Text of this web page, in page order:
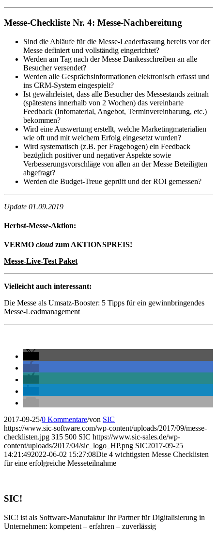
Messe-Checkliste Nr. 4: Messe-Nachbereitung
Sind die Abläufe für die Messe-Leaderfassung bereits vor der
Messe definiert und vollständig eingerichtet?
Werden am Tag nach der Messe Dankesschreiben an alle
Besucher versendet?
Werden alle Gesprächsinformationen elektronisch erfasst und
ins CRM-System eingespielt?
Ist gewährleistet, dass alle Besucher des Messestands zeitnah
(spätestens innerhalb von 2 Wochen) das vereinbarte
Feedback (Infomaterial, Angebot, Terminvereinbarung, etc.)
bekommen?
Wird eine Auswertung erstellt, welche Marketingmaterialien
wie oft und mit welchem Erfolg eingesetzt wurden?
Wird systematisch (z.B. per Fragebogen) ein Feedback
bezüglich positiver und negativer Aspekte sowie
Verbesserungsvorschläge von allen an der Messe Beteiligten
abgefragt?
Werden die Budget-Treue geprüft und der ROI gemessen?
Update 01.09.2019
Herbst-Messe-Aktion:
VERMO cloudzum AKTIONSPREIS!
Messe-Live-Test Paket
Vielleicht auch interessant:
Die Messe als Umsatz-Booster: 5 Tipps für ein gewinnbringendes
Messe-Leadmanagement
2017-09-25/0 Kommentare/von SIC
https://www.sic-software.com/wp-content/uploads/2017/09/messe-
checklisten.jpg 315 500 SIC https://www.sic-sales.de/wp-
content/uploads/2017/04/sic_logo_HP.png SIC2017-09-25
14:21:492022-06-02 15:27:08Die 4 wichtigsten Messe Checklisten
für eine erfolgreiche Messeteilnahme
SIC!
SIC! ist als Software-Manufaktur Ihr Partner für Digitalisierung in
Unternehmen: kompetent – erfahren – zuverlässig